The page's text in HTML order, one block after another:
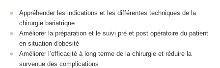
Appréhender les indications et les différentes techniques de la
chirurgie bariatrique
Améliorer la préparation et le suivi pré et post opératoire du patient
en situation d'obésité
Améliorer l’efficacité à long terme de la chirurgie et réduire la
survenue des complications